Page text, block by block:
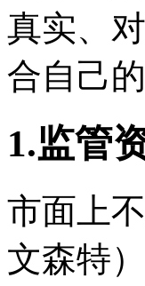
真实、
合自己
1.监管
市面上
文森特